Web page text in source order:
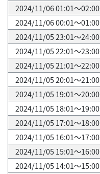
2024/11/06 01:01～02:00
2024/11/06 00:01～01:00
2024/11/05 23:01～24:00
2024/11/05 22:01～23:00
2024/11/05 21:01～22:00
2024/11/05 20:01～21:00
2024/11/05 19:01～20:00
2024/11/05 18:01～19:00
2024/11/05 17:01～18:00
2024/11/05 16:01～17:00
2024/11/05 15:01～16:00
2024/11/05 14:01～15:00